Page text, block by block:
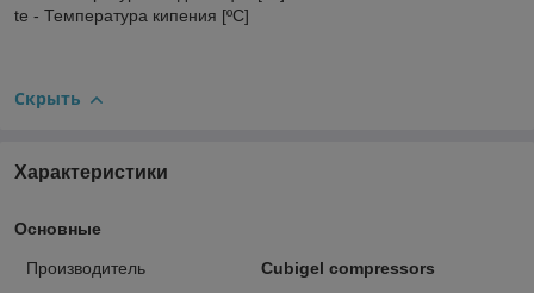
te - Температура кипения [ºC]
Скрыть
Характеристики
Основные
Производитель
Cubigel compressors